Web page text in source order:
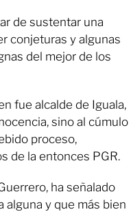
de sustentar una
conjeturas y algunas
del mejor de los
fue alcalde de Iguala,
sino al cúmulo
proceso,
de la entonces PGR.
ha señalado
alguna y que más bien